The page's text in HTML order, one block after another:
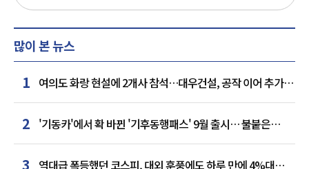
많이 본 뉴스
1 여의도 화랑 현설에 2개사 참석…대우건설, 공작 이어 추가
거점 확보하나
2 '기동카'에서 확 바뀐 '기후동행패스' 9월 출시… 불붙은
카드사 경쟁
3
역대급 폭등했던 코스피, 대외 훈풍에도 하루 만에 4%대